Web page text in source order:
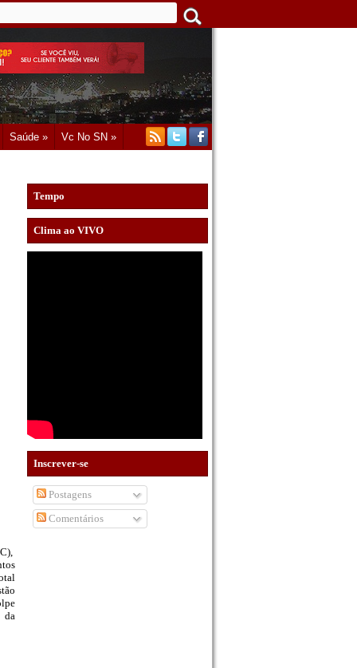
Saúde » Vc No SN »
da
Tempo
Clima ao VIVO
Inscrever-se
Postagens
Comentários